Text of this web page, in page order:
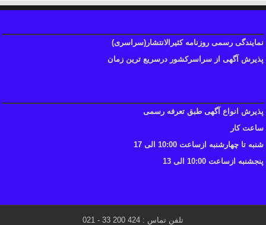
نمایندگی رسمی روزنامه کثیرالانتشار(سراسری)
پذیرش آگهی از سراسرکشور درسریع ترین زمان
پذیرش انواع آگهی طبق تعرفه رسمی
ساعت کار
شنبه تا چهارشنبه ازساعت 10:00 الی 17
پنجشنبه ازساعت 10:00 الی 13
تلفن تماس : 424 200 33 - 021